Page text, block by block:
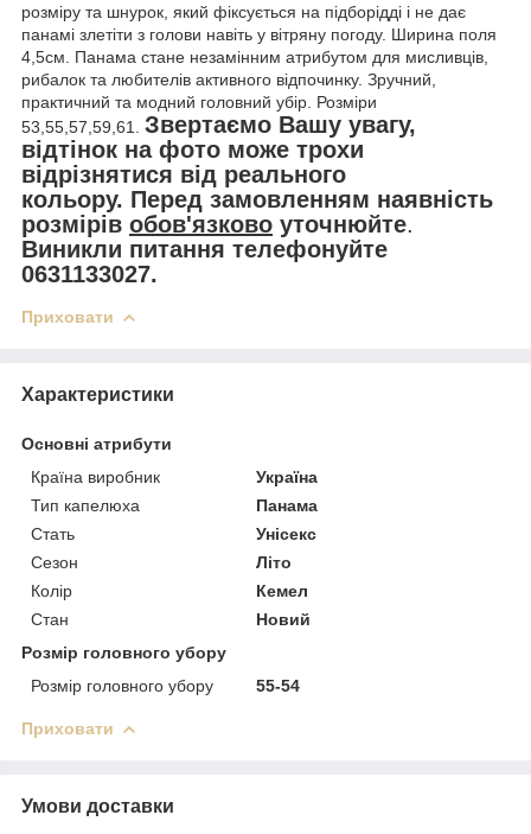
розміру та шнурок, який фіксується на підборідді і не дає
панамі злетіти з голови навіть у вітряну погоду. Ширина поля
4,5см. Панама стане незамінним атрибутом для мисливців,
рибалок та любителів активного відпочинку. Зручний,
практичний та модний головний убір. Розміри
53,55,57,59,61. Звертаємо Вашу увагу,
відтінок на фото може трохи
відрізнятися від реального
кольору. Перед замовленням наявність
розмірів обов'язково уточнюйте.
Виникли питання телефонуйте
0631133027.
Приховати
Характеристики
Основні атрибути
Країна виробник
Україна
Тип капелюха
Панама
Стать
Унісекс
Сезон
Літо
Колір
Кемел
Стан
Новий
Розмір головного убору
Розмір головного убору
55-54
Приховати
Умови доставки